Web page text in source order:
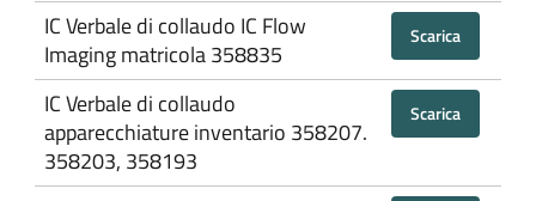
IC Verbale di collaudo IC Flow
Imaging matricola 358835
Scarica
IC Verbale di collaudo
apparecchiature inventario 358207.
358203, 358193
Scarica